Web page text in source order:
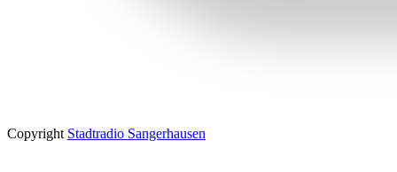
Copyright Stadtradio Sangerhausen